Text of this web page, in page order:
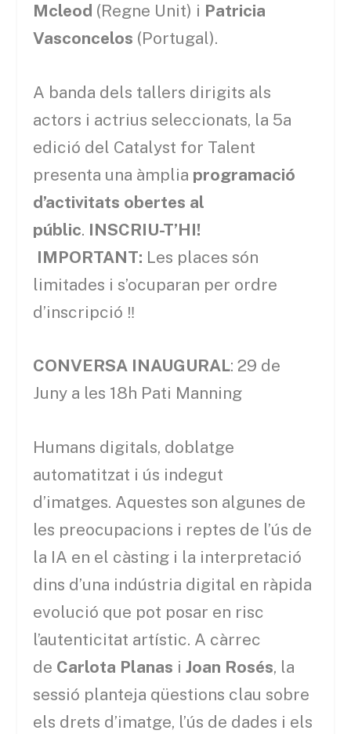
Mcleod (Regne Unit) i Patricia
Vasconcelos (Portugal).
A banda dels tallers dirigits als
actors i actrius seleccionats, la 5a
edició del Catalyst for Talent
presenta una àmplia programació
d’activitats obertes al
públic. INSCRIU-T’HI!
IMPORTANT: Les places són
limitades i s’ocuparan per ordre
d’inscripció ‼
CONVERSA INAUGURAL: 29 de
Juny a les 18h Pati Manning
Humans digitals, doblatge
automatitzat i ús indegut
d’imatges. Aquestes son algunes de
les preocupacions i reptes de l’ús de
la IA en el càsting i la interpretació
dins d’una indústria digital en ràpida
evolució que pot posar en risc
l’autenticitat artístic. A càrrec
de Carlota Planas iJoan Rosés, la
sessió planteja qüestions clau sobre
els drets d’imatge, l’ús de dades i els